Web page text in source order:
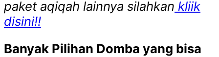
paket aqiqah lainnya silahkan kliik
disini!!
Banyak Pilihan Domba yang bisa